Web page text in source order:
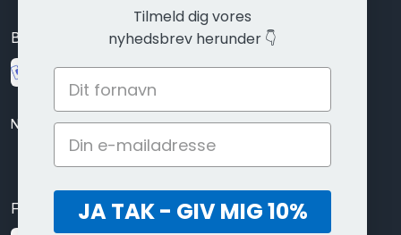
Betal sikkert med
Nem betaling med kort, mobilepay eller ViaBill delbetalinger
Følg os her
Tilmeld dig vores
nyhedsbrev herunder 👇
JA TAK - GIV MIG 10%